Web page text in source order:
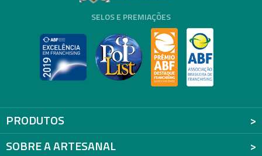
PRODUTOS
SOBRE A ARTESANAL
SELOS E PREMIAÇÕES